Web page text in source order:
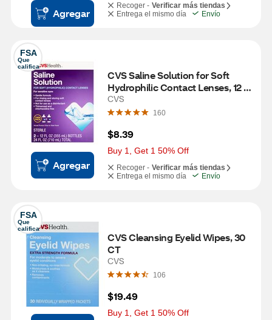
Agregar
Recoger - Verificar más tiendas
Entrega el mismo día
Envío
FSA
Que
califica
Agregar
CVS Saline Solution for Soft
Hydrophilic Contact Lenses, 12
OZ, Twin Pack
CVS
160
$8.39
Buy 1, Get 1 50% Off
Recoger - Verificar más tiendas
Entrega el mismo día
Envío
FSA
Que
califica
CVS Cleansing Eyelid Wipes, 30
CT
CVS
106
$19.49
Buy 1, Get 1 50% Off